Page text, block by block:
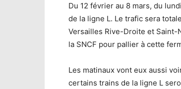
Du 12 février au 8 mars, du
de la ligne L. Le trafic sera
Versailles Rive-Droite et
la SNCF pour pallier à cette
Les matinaux vont eux aussi
certains trains de la ligne L